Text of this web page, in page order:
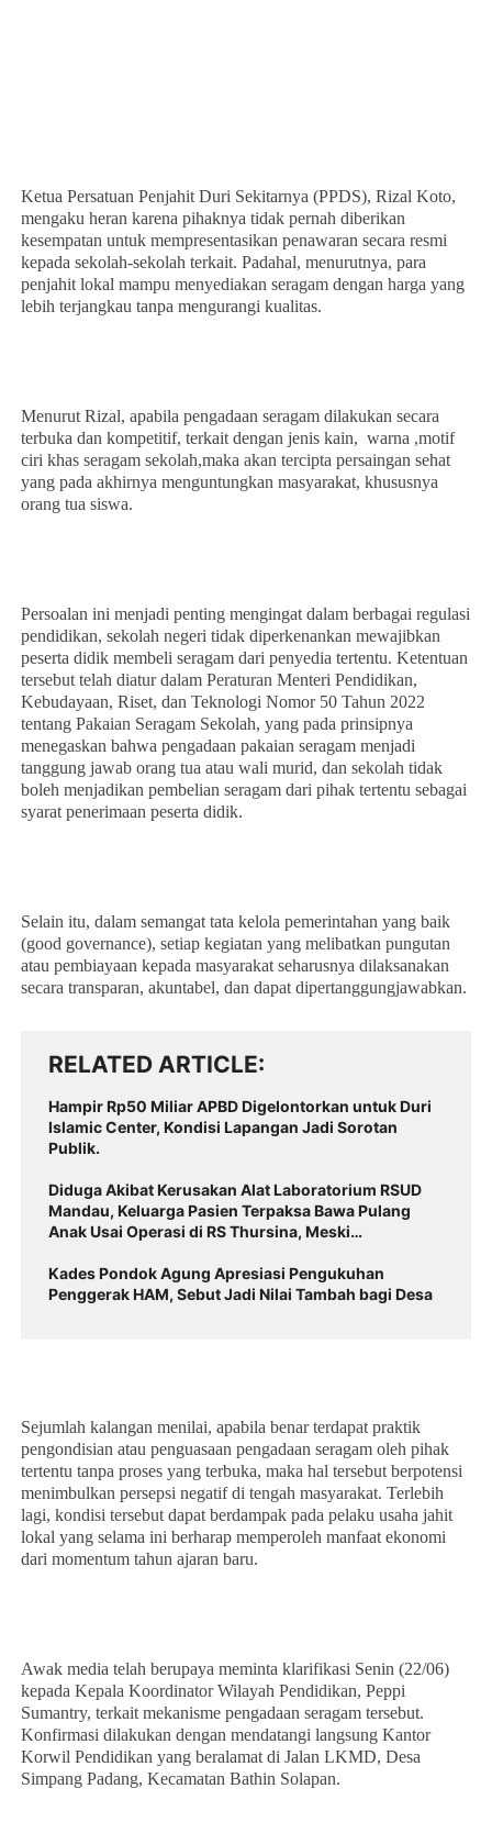
Ketua Persatuan Penjahit Duri Sekitarnya (PPDS), Rizal Koto,
mengaku heran karena pihaknya tidak pernah diberikan
kesempatan untuk mempresentasikan penawaran secara resmi
kepada sekolah-sekolah terkait. Padahal, menurutnya, para
penjahit lokal mampu menyediakan seragam dengan harga yang
lebih terjangkau tanpa mengurangi kualitas.
Menurut Rizal, apabila pengadaan seragam dilakukan secara
terbuka dan kompetitif, terkait dengan jenis kain, warna ,motif
ciri khas seragam sekolah,maka akan tercipta persaingan sehat
yang pada akhirnya menguntungkan masyarakat, khususnya
orang tua siswa.
Persoalan ini menjadi penting mengingat dalam berbagai regulasi
pendidikan, sekolah negeri tidak diperkenankan mewajibkan
peserta didik membeli seragam dari penyedia tertentu. Ketentuan
tersebut telah diatur dalam Peraturan Menteri Pendidikan,
Kebudayaan, Riset, dan Teknologi Nomor 50 Tahun 2022
tentang Pakaian Seragam Sekolah, yang pada prinsipnya
menegaskan bahwa pengadaan pakaian seragam menjadi
tanggung jawab orang tua atau wali murid, dan sekolah tidak
boleh menjadikan pembelian seragam dari pihak tertentu sebagai
syarat penerimaan peserta didik.
Selain itu, dalam semangat tata kelola pemerintahan yang baik
(good governance), setiap kegiatan yang melibatkan pungutan
atau pembiayaan kepada masyarakat seharusnya dilaksanakan
secara transparan, akuntabel, dan dapat dipertanggungjawabkan.
RELATED ARTICLE
Hampir Rp50 Miliar APBD Digelontorkan untuk Duri
Islamic Center, Kondisi Lapangan Jadi Sorotan
Publik.
Diduga Akibat Kerusakan Alat Laboratorium RSUD
Mandau, Keluarga Pasien Terpaksa Bawa Pulang
Anak Usai Operasi di RS Thursina, Meski
Kades Pondok Agung Apresiasi Pengukuhan
Penggerak HAM, Sebut Jadi Nilai Tambah bagi Desa
Sejumlah kalangan menilai, apabila benar terdapat praktik
pengondisian atau penguasaan pengadaan seragam oleh pihak
tertentu tanpa proses yang terbuka, maka hal tersebut berpotensi
menimbulkan persepsi negatif di tengah masyarakat. Terlebih
lagi, kondisi tersebut dapat berdampak pada pelaku usaha jahit
lokal yang selama ini berharap memperoleh manfaat ekonomi
dari momentum tahun ajaran baru.
Awak media telah berupaya meminta klarifikasi Senin (22/06)
kepada Kepala Koordinator Wilayah Pendidikan, Peppi
Sumantry, terkait mekanisme pengadaan seragam tersebut.
Konfirmasi dilakukan dengan mendatangi langsung Kantor
Korwil Pendidikan yang beralamat di Jalan LKMD, Desa
Simpang Padang, Kecamatan Bathin Solapan.